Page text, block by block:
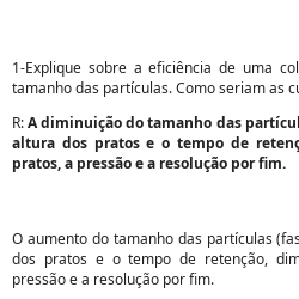
1-Explique sobre a eficiência de uma
tamanho das partículas. Como seriam as
R:A diminuição do tamanho das
altura dos pratos e o tempo de
pratos, a pressão e a resolução por fim.
O aumento do tamanho das partículas
dos pratos e o tempo de retenção,
pressão e a resolução por fim.